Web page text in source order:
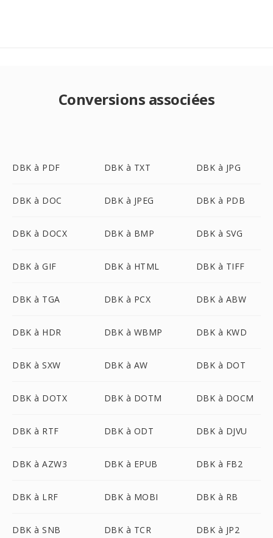
Conversions associées
DBK à PDF DBK à TXT DBK à JPG
DBK à DOC DBK à JPEG DBK à PDB
DBK à DOCX DBK à BMP DBK à SVG
DBK à GIF DBK à HTML DBK à TIFF
DBK à TGA DBK à PCX DBK à ABW
DBK à HDR DBK à WBMP DBK à KWD
DBK à SXW DBK à AW DBK à DOT
DBK à DOTX DBK à DOTM DBK à DOCM
DBK à RTF DBK à ODT DBK à DJVU
DBK à AZW3 DBK à EPUB DBK à FB2
DBK à LRF DBK à MOBI DBK à RB
DBK à SNB DBK à TCR DBK à JP2